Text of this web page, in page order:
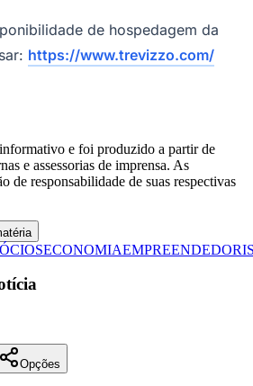
de hospedagem da
https://www.trevizzo.com/
e foi produzido a partir de
e assessorias de imprensa. As
de responsabilidade de suas respectivas
ECONOMIA
Opções